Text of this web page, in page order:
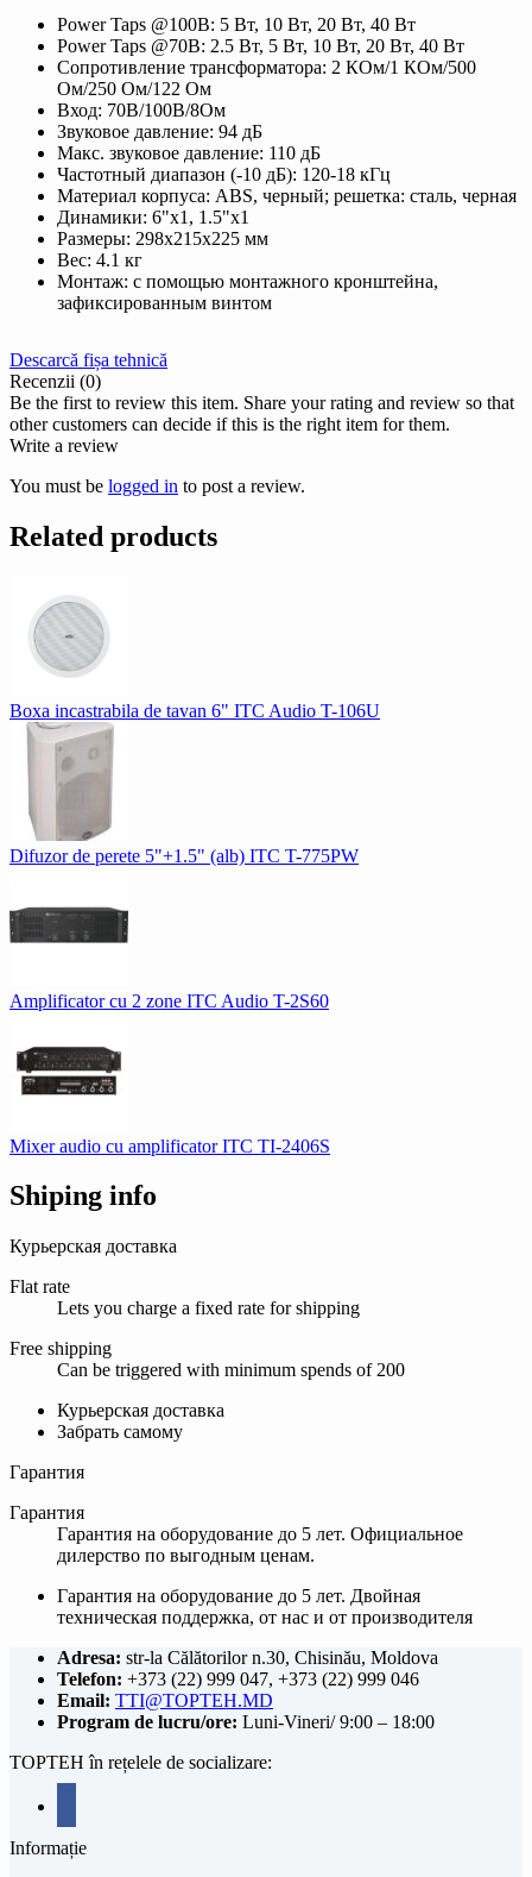
Power Taps @100В: 5 Вт, 10 Вт, 20 Вт, 40 Вт
Power Taps @70В: 2.5 Вт, 5 Вт, 10 Вт, 20 Вт, 40 Вт
Сопротивление трансформатора: 2 КОм/1 КОм/500
Ом/250 Ом/122 Ом
Вход: 70В/100В/8Ом
Звуковое давление: 94 дБ
Макс. звуковое давление: 110 дБ
Частотный диапазон (-10 дБ): 120-18 кГц
Материал корпуса: ABS, черный; решетка: сталь, черная
Динамики: 6"х1, 1.5"x1
Размеры: 298x215x225 мм
Вес: 4.1 кг
Монтаж: с помощью монтажного кронштейна,
зафиксированным винтом
Descarcă fișa tehnică
Recenzii (0)
Be the first to review this item. Share your rating and review so that
other customers can decide if this is the right item for them.
Write a review
You must be logged in to post a review.
Related products
Boxa incastrabila de tavan 6" ITC Audio T-106U
Difuzor de perete 5"+1.5" (alb) ITC T-775PW
Amplificator cu 2 zone ITC Audio T-2S60
Mixer audio cu amplificator ITC TI-2406S
Shiping info
Курьерская доставка
Flat rate
Lets you charge a fixed rate for shipping
Free shipping
Can be triggered with minimum spends of 200
Курьерская доставка
Забрать самому
Гарантия
Гарантия
Гарантия на оборудование до 5 лет. Официальное
дилерство по выгодным ценам.
Гарантия на оборудование до 5 лет. Двойная
техническая поддержка, от нас и от производителя
Adresa: str-la Călătorilor n.30, Chisinău, Moldova
Telefon: +373 (22) 999 047, +373 (22) 999 046
Email: TTI@TOPTEH.MD
Program de lucru/ore: Luni-Vineri/ 9:00 – 18:00
TOPTEH în rețelele de socializare:
Informație